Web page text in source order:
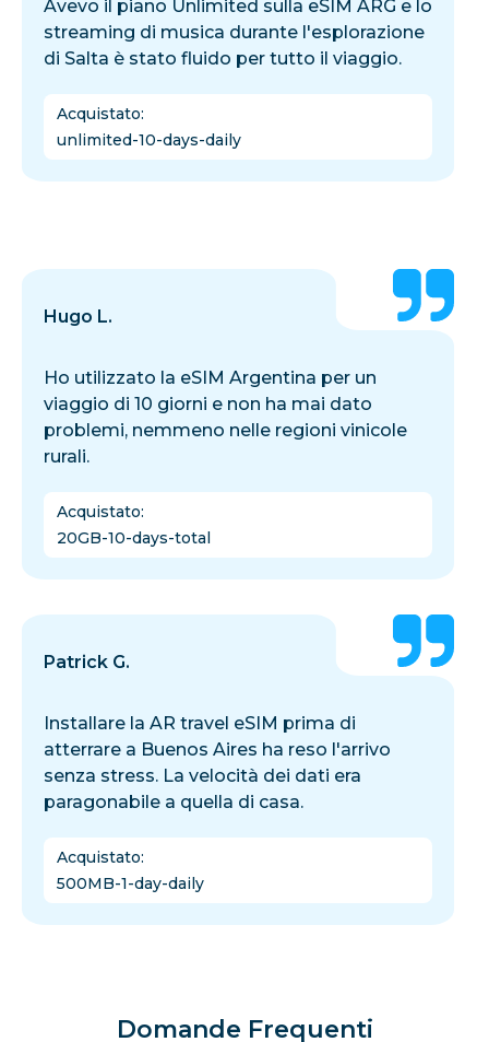
Avevo il piano Unlimited sulla eSIM ARG e lo
streaming di musica durante l'esplorazione
di Salta è stato fluido per tutto il viaggio.
Acquistato:
unlimited-10-days-daily
Hugo L.
Ho utilizzato la eSIM Argentina per un
viaggio di 10 giorni e non ha mai dato
problemi, nemmeno nelle regioni vinicole
rurali.
Acquistato:
20GB-10-days-total
Patrick G.
Installare la AR travel eSIM prima di
atterrare a Buenos Aires ha reso l'arrivo
senza stress. La velocità dei dati era
paragonabile a quella di casa.
Acquistato:
500MB-1-day-daily
Domande Frequenti